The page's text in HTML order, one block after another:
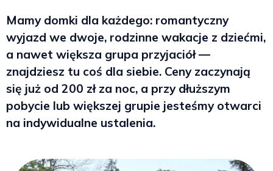
Mamy domki dla każdego: romantyczny
wyjazd we dwoje, rodzinne wakacje z dziećmi,
a nawet większa grupa przyjaciół —
znajdziesz tu coś dla siebie. Ceny zaczynają
się już od 200 zł za noc, a przy dłuższym
pobycie lub większej grupie jesteśmy otwarci
na indywidualne ustalenia.